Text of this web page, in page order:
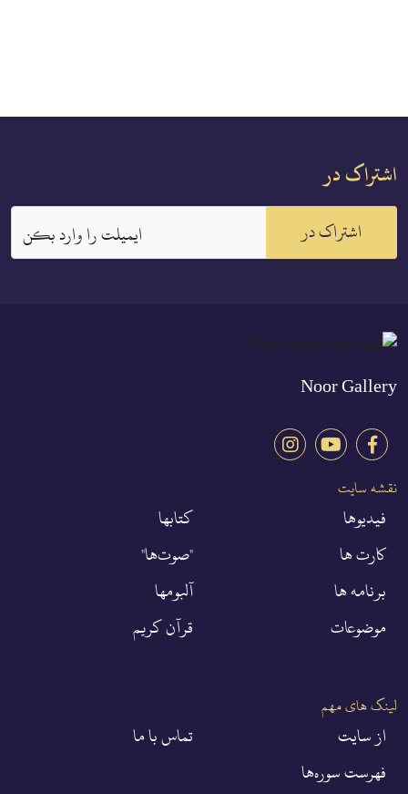
اشتراک در
ايميلت را وارد بكن اشتراک در
Noor Gallery
نقشه سایت
فيديوها
كتابها
کارت ها
"صوت‌ها"
برنامه ها
آلبومها
موضوعات
قرآن كريم
لینک های مهم
از سايت
تماس با ما
فهرست سوره‌ها